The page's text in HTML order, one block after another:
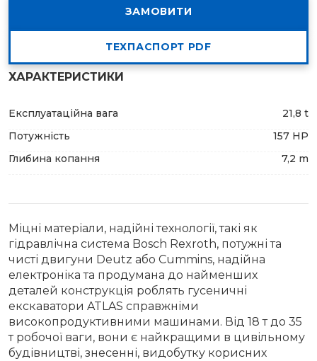
ЗАМОВИТИ
ТЕХПАСПОРТ PDF
ХАРАКТЕРИСТИКИ
Експлуатаційна вага
21,8 t
Потужність
157 HP
Глибина копання
7,2 m
Міцні матеріали, надійні технології, такі як
гідравлічна система Bosch Rexroth, потужні та
чисті двигуни Deutz або Cummins, надійна
електроніка та продумана до найменших
деталей конструкція роблять гусеничні
екскаватори ATLAS справжніми
високопродуктивними машинами. Від 18 т до 35
т робочої ваги, вони є найкращими в цивільному
будівництві, знесенні, видобутку корисних